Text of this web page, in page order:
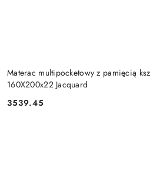
Materac multipocketowy z pamięcią
160X200x22 Jacquard
Cena:
3539.45